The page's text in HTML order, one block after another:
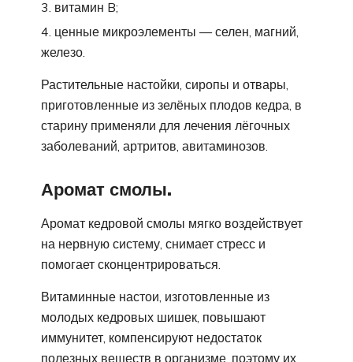
витамин B;
ценные микроэлементы — селен, магний,
железо.
Растительные настойки, сиропы и отвары,
приготовленные из зелёных плодов кедра, в
старину применяли для лечения лёгочных
заболеваний, артритов, авитаминозов.
Аромат смолы.
Аромат кедровой смолы мягко воздействует
на нервную систему, снимает стресс и
помогает сконцентрироваться.
Витаминные настои, изготовленные из
молодых кедровых шишек, повышают
иммунитет, компенсируют недостаток
полезных веществ в организме, поэтому их